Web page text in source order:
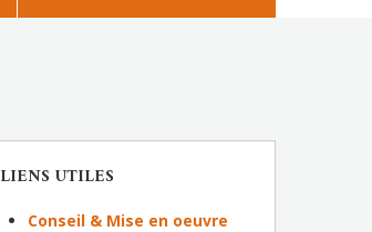
LIENS UTILES
Conseil & Mise en oeuvre